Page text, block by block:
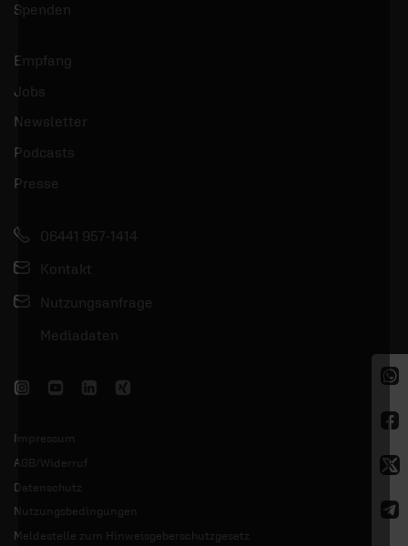
Spenden
Empfang
Jobs
Newsletter
Podcasts
Presse
06441 957-1414
Kontakt
Nutzungsanfrage
Mediadaten
Impressum
AGB/Widerruf
Datenschutz
Nutzungsbedingungen
Meldestelle zum Hinweisgeberschutzgesetz